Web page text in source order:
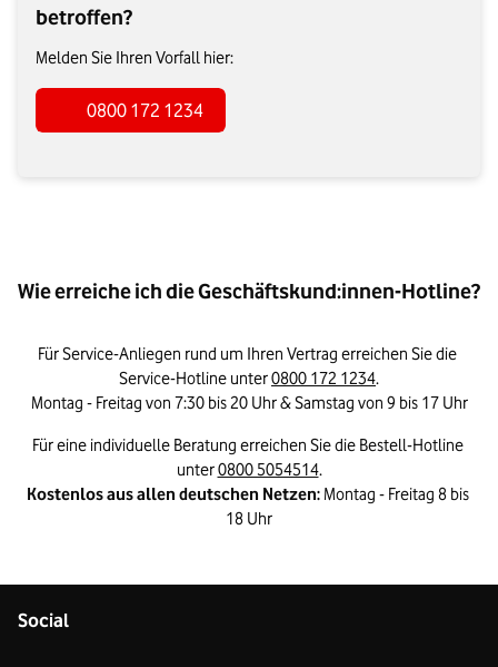
betroffen?
Melden Sie Ihren Vorfall hier:
0800 172 1234
Wie erreiche ich die Geschäftskund:innen-Hotline?
Für Service-Anliegen rund um Ihren Vertrag erreichen Sie die
Service-Hotline unter 0800 172 1234.
Montag - Freitag von 7:30 bis 20 Uhr & Samstag von 9 bis 17 Uhr
Für eine individuelle Beratung erreichen Sie die Bestell-Hotline
unter 0800 5054514.
Kostenlos aus allen deutschen Netzen: Montag - Freitag 8 bis
18 Uhr
Social